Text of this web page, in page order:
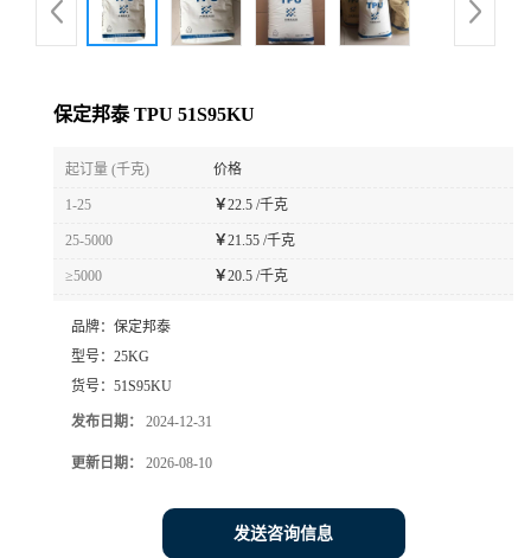
保定邦泰 TPU 51S95KU
起订量 (千克) 价格
1-25 ￥22.5 /千克
25-5000 ￥21.55 /千克
≥5000 ￥20.5 /千克
品牌： 保定邦泰
型号： 25KG
货号： 51S95KU
发布日期： 2024-12-31
更新日期： 2026-08-10
发送咨询信息